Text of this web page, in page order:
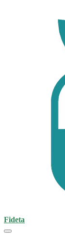
Fideta